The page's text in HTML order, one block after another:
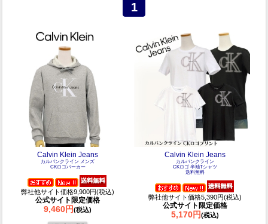
1
Calvin Klein Jeans
カルバンクライン メンズ
CKロゴパーカー
弊社他サイト価格9,900円(税込)
公式サイト限定価格
9,460円(税込)
Calvin Klein Jeans
カルバンクライン
CKロゴ 半袖Tシャツ
送料無料
弊社他サイト価格5,390円(税込)
公式サイト限定価格
5,170円(税込)